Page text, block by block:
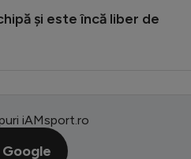
și este încă liber de
iAMsport.ro